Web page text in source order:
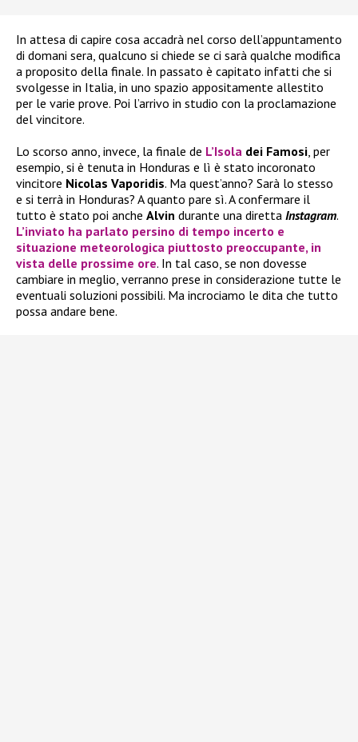
In attesa di capire cosa accadrà nel corso dell’appuntamento
di domani sera, qualcuno si chiede se ci sarà qualche modifica
a proposito della finale. In passato è capitato infatti che si
svolgesse in Italia, in uno spazio appositamente allestito
per le varie prove. Poi l’arrivo in studio con la proclamazione
del vincitore.
Lo scorso anno, invece, la finale de L’Isola dei Famosi, per
esempio, si è tenuta in Honduras e lì è stato incoronato
vincitore Nicolas Vaporidis. Ma quest’anno? Sarà lo stesso
e si terrà in Honduras? A quanto pare sì. A confermare il
tutto è stato poi anche Alvin durante una diretta Instagram.
L’inviato ha parlato persino di tempo incerto e
situazione meteorologica piuttosto preoccupante, in
vista delle prossime ore. In tal caso, se non dovesse
cambiare in meglio, verranno prese in considerazione tutte le
eventuali soluzioni possibili. Ma incrociamo le dita che tutto
possa andare bene.